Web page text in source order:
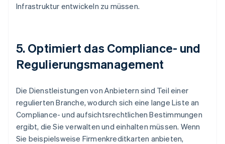
Infrastruktur entwickeln zu müssen.
5. Optimiert das Compliance- und
Regulierungsmanagement
Die Dienstleistungen von Anbietern sind Teil einer
regulierten Branche, wodurch sich eine lange Liste an
Compliance- und aufsichtsrechtlichen Bestimmungen
ergibt, die Sie verwalten und einhalten müssen. Wenn
Sie beispielsweise Firmenkreditkarten anbieten,